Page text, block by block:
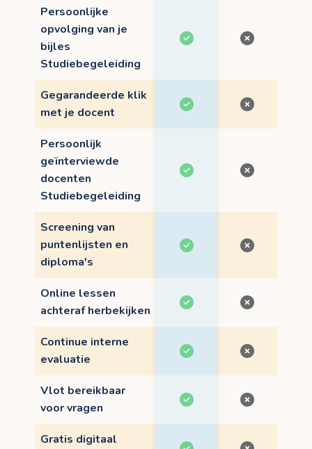
Persoonlijke
opvolging van je
bijles
Studiebegeleiding
Gegarandeerde klik
met je docent
Persoonlijk
geïnterviewde
docenten
Studiebegeleiding
Screening van
puntenlijsten en
diploma's
Online lessen
achteraf herbekijken
Continue interne
evaluatie
Vlot bereikbaar
voor vragen
Gratis digitaal